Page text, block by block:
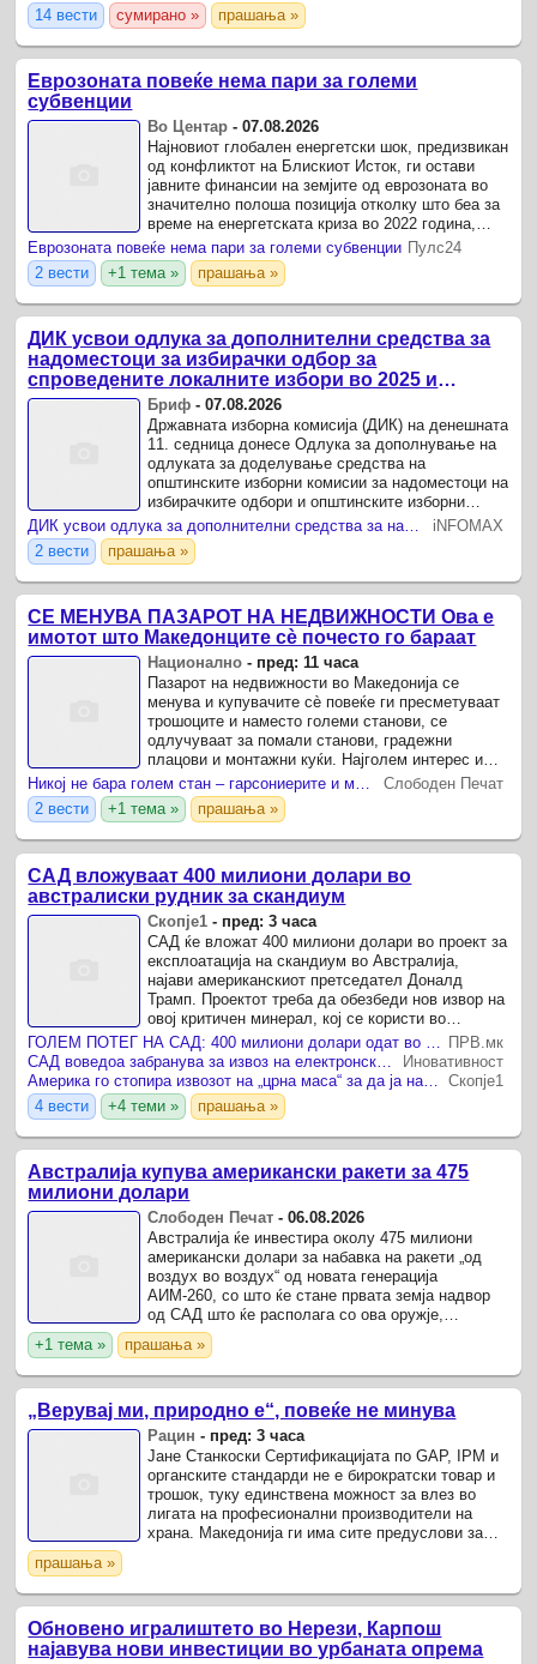
14 вести
сумирано » прашања »
Еврозоната повеќе нема пари за големи
субвенции
Во Центар -07.08.2026
Најновиот глобален енергетски шок, предизвикан
од конфликтот на Блискиот Исток, ги остави
јавните финансии на земјите од еврозоната во
значително полоша позиција отколку што беа за
време на енергетската криза во 2022 година,
предупредуваат експертите на Европската
централна ...
Еврозоната повеќе нема пари за големи субвенции Пулс24
2 вести
+1 тема » прашања »
ДИК усвои одлука за дополнителни средства за
надоместоци за избирачки одбор за
спроведените локалните избори во 2025 и
јануари 2026 година и тригодишен План за
вработувања
Бриф -07.08.2026
Државната изборна комисија (ДИК) на денешната
11. седница донесе Одлука за дополнување на
одлуката за доделување средства на
општинските изборни комисии за надоместоци на
избирачките одбори и општинските изборни
комисии во општините со блокирани жиро-
сметки.
ДИК усвои одлука за дополнителни средства за надоместоци за избирачки одбор за спроведените локалните избори во 2025 и јануари 2026 година и тригодишен План за вработувања
iNFOMAX
2 вести
прашања »
СЕ МЕНУВА ПАЗАРОТ НА НЕДВИЖНОСТИ Ова е
имотот што Македонците сè почесто го бараат
Национално - пред: 11 часа
Пазарот на недвижности во Македонија се
менува и купувачите сè повеќе ги пресметуваат
трошоците и наместо големи станови, се
одлучуваат за помали станови, градежни
плацови и монтажни куќи. Најголем интерес има
за гарсониери и двособни станови од 35 до 60
квадратни метри, особено ...
Никој не бара голем стан – гарсониерите и монтажните куќи се новиот хит
Слободен Печат
2 вести
+1 тема » прашања »
САД вложуваат 400 милиони долари во
австралиски рудник за скандиум
Скопје1 - пред: 3 часа
САД ќе вложат 400 милиони долари во проект за
експлоатација на скандиум во Австралија,
најави американскиот претседател Доналд
Трамп. Проектот треба да обезбеди нов извор на
овој критичен минерал, кој се користи во
одбранбената, воздухопловната, енергетската и
автомобилската ...
ПРВ.мк
Иновативност
Скопје1
4 вести
+4 теми » прашања »
Австралија купува американски ракети за 475
милиони долари
Слободен Печат -06.08.2026
Австралија ќе инвестира околу 475 милиони
американски долари за набавка на ракети „од
воздух во воздух“ од новата генерација
АИМ-260, со што ќе стане првата земја надвор
од САД што ќе располага со ова оружје,
пренесува БГНЕС .
+1 тема » прашања »
„Верувај ми, природно е“, повеќе не минува
Рацин - пред: 3 часа
Јане Станкоски Сертификацијата по GAP, IPM и
органските стандарди не е бирократски товар и
трошок, туку единствена можност за влез во
лигата на професионални производители на
храна. Македонија ги има сите предуслови за
прашања »
Обновено игралиштето во Нерези, Карпош
најавува нови инвестиции во урбаната опрема